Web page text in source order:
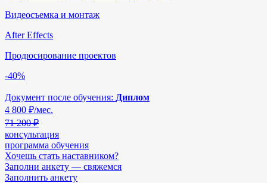
Видеосъемка и монтаж
After Effects
Продюсирование проектов
-40%
Документ после обучения: Диплом
4 800 ₽/мес.
71 200 ₽
консультация
программа обучения
Хочешь стать наставником?
Заполни анкету — свяжемся
Заполнить анкету